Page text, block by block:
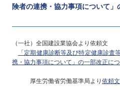
険者の連携・協力事項について」
（一社）全国建設業協会より依頼文
「定期健康診断等及び特定健康診査
携・協力事項について」の一部改正に
厚生労働省労働基準局より 依頼